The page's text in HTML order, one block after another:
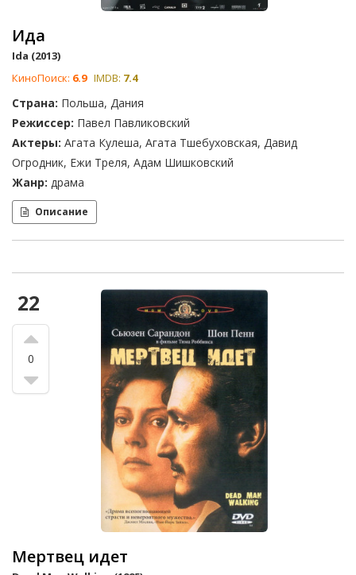
Ида
Ida (2013)
КиноПоиск: 6.9 IMDB: 7.4
Страна: Польша, Дания
Режиссер: Павел Павликовский
Актеры: Агата Кулеша, Агата Тшебуховская, Давид
Огродник, Ежи Треля, Адам Шишковский
Жанр: драма
Описание
22
0
Мертвец идет